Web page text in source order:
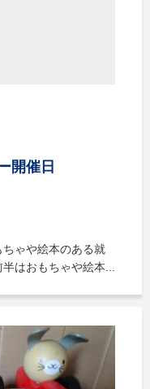
開催日
ゃや絵本のある就
はおもちゃや絵本...